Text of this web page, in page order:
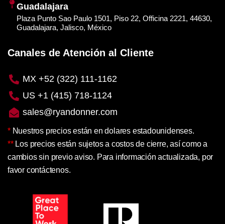
Guadalajara
Plaza Punto Sao Paulo 1501, Piso 22, Officina 2221, 44630,
Guadalajara, Jalisco, México
Canales de Atención al Cliente
MX +52 (322) 111-1162
US +1 (415) 718-1124
sales@ryandonner.com
* Nuestros precios están en dolares estadounidenses.
** Los precios están sujetos a costos de cierre, así como a
cambios sin previo aviso. Para información actualizada, por
favor contáctenos.